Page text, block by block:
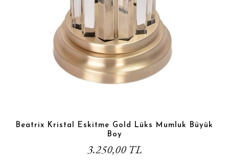
Beatrix Kristal Eskitme Gold Lüks Mumluk Büyük
Boy
3.250,00 TL